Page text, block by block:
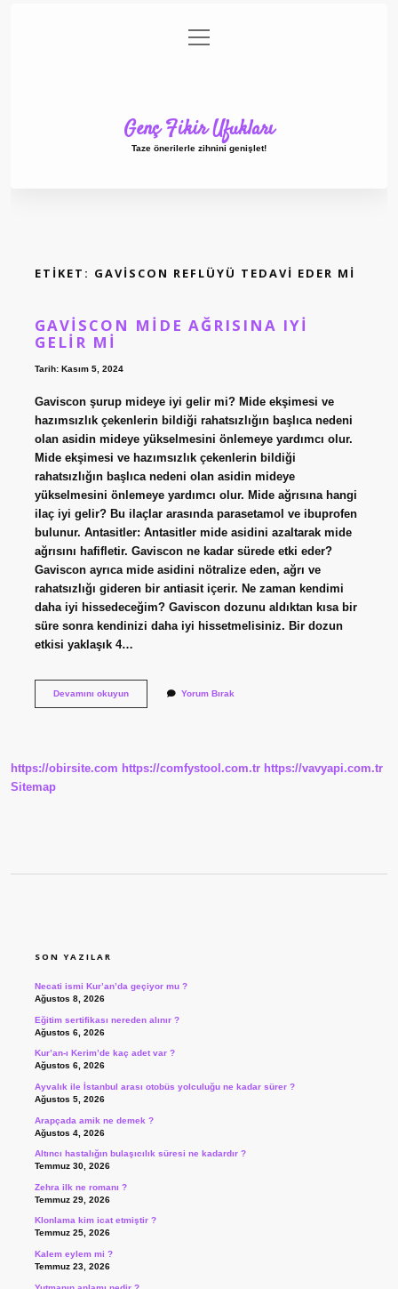
Gizlilik Politikası
menüyü
aç
Genç Fikir Ufukları
Taze önerilerle zihnini genişlet!
ETIKET: GAVISCON REFLÜYÜ TEDAVI EDER MI
GAVISCON MIDE AĞRISINA IYI
GELIR MI
Tarih: Kasım 5, 2024
Gaviscon şurup mideye iyi gelir mi? Mide ekşimesi ve
hazımsızlık çekenlerin bildiği rahatsızlığın başlıca nedeni
olan asidin mideye yükselmesini önlemeye yardımcı olur.
Mide ekşimesi ve hazımsızlık çekenlerin bildiği
rahatsızlığın başlıca nedeni olan asidin mideye
yükselmesini önlemeye yardımcı olur. Mide ağrısına hangi
ilaç iyi gelir? Bu ilaçlar arasında parasetamol ve ibuprofen
bulunur. Antasitler: Antasitler mide asidini azaltarak mide
ağrısını hafifletir. Gaviscon ne kadar sürede etki eder?
Gaviscon ayrıca mide asidini nötralize eden, ağrı ve
rahatsızlığı gideren bir antiasit içerir. Ne zaman kendimi
daha iyi hissedeceğim? Gaviscon dozunu aldıktan kısa bir
süre sonra kendinizi daha iyi hissetmelisiniz. Bir dozun
etkisi yaklaşık 4…
Devamını okuyunGaviscon
Yorum Bırak
https://obirsite.com https://comfystool.com.tr https://vavyapi.com.tr
Sitemap
SON YAZILAR
Necati ismi Kur’an’da geçiyor mu ?
Ağustos 8, 2026
Eğitim sertifikası nereden alınır ?
Ağustos 6, 2026
Kur’an-ı Kerim’de kaç adet var ?
Ağustos 6, 2026
Ayvalık ile İstanbul arası otobüs yolculuğu ne kadar sürer ?
Ağustos 5, 2026
Arapçada amik ne demek ?
Ağustos 4, 2026
Altıncı hastalığın bulaşıcılık süresi ne kadardır ?
Temmuz 30, 2026
Zehra ilk ne romanı ?
Temmuz 29, 2026
Klonlama kim icat etmiştir ?
Temmuz 25, 2026
Kalem eylem mi ?
Temmuz 23, 2026